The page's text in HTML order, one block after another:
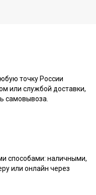
точку России
или службой доставки,
самовывоза.
способами: наличными,
или онлайн через